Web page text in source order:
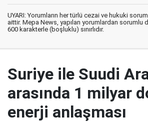
UYARI: Yorumların her türlü cezai ve hukuki
aittir. Mepa News, yapılan yorumlardan sorumlu
600 karakterle (boşluklu) sınırlıdır.
Suriye ile Suudi
arasında 1 milyar
enerji anlaşması